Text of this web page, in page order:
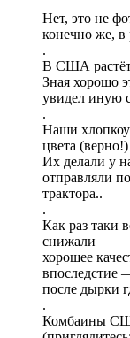
Нет, это не
конечно же, в
.
В США
Зная хорошо
увидел иную
.
Наши
цвета (верно!)
Их делали у
отправляли
трактора..
.
Как раз таки
снижали
хорошее
впоследстие
после дырки
.
Комбаины